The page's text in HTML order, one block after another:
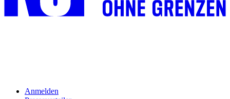
Anmelden